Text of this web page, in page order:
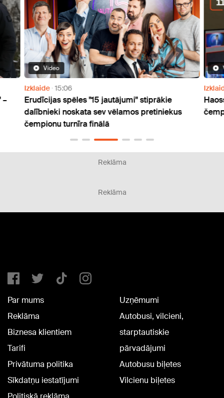
–
Video
Izklaide 15:06
Erudīcijas spēles "15 jautājumi" stiprākie
dalībnieki noskata sev vēlamos pretiniekus
čempionu turnīra finālā
Reklāma
Reklāma
Par mums
Reklāma
Biznesa klientiem
Tarifi
Privātuma politika
Sīkdatņu iestatījumi
Uzņēmumi
Autobusi, vilcieni,
starptautiskie
pārvadājumi
Autobusu biļetes
Vilcienu biļetes